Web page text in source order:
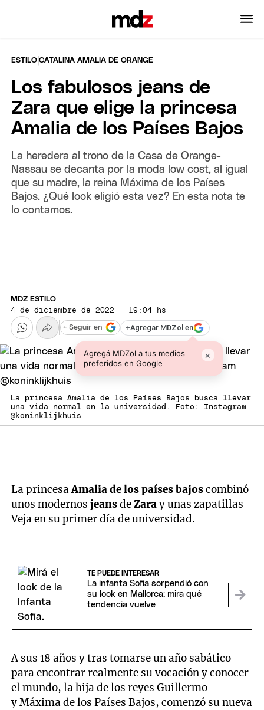
ESTILO |CATALINA AMALIA DE ORANGE
Los fabulosos jeans de
Zara que elige la princesa
Amalia de los Países Bajos
La heredera al trono de la Casa de Orange-
Nassau se decanta por la moda low cost, al igual
que su madre, la reina Máxima de los Países
Bajos. ¿Qué look eligió esta vez? En esta nota te
lo contamos.
MDZ ESTILO
4 de diciembre de 2022 · 19:04 hs
+Agregar MDZol en
Agregá MDZol a tus medios
preferidos en Google
×
+ Seguir en
La princesa Amalia de los Países Bajos busca llevar
una vida normal en la universidad. Foto: Instagram
@koninklijkhuis
La princesaAmalia de los países bajoscombinó
unos modernos jeansdeZaray unas zapatillas
Veja en su primer día de universidad.
TE PUEDE INTERESAR
La infanta Sofía sorpendió con
su look en Mallorca: mira qué
tendencia vuelve
A sus 18 años y tras tomarse un año sabático
para encontrar realmente su vocación y conocer
el mundo, la hija de los reyes Guillermo
y Máxima de los Países Bajos, comenzó su nueva